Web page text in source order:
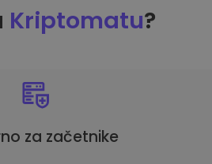
Kriptomatu?
za začetnike